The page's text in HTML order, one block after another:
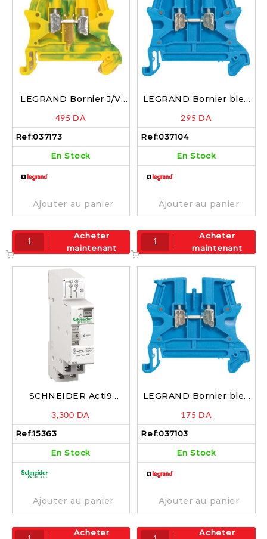
LEGRAND Bornier J/V
495 DA
Ref:037173
En Stock
Ajouter au panier
Acheter
maintenant
LEGRAND Bornier bleu
295 DA
Ref:037104
En Stock
Ajouter au panier
Acheter
maintenant
SCHNEIDER Acti9
minutes – 15363
3,300 DA
Ref:15363
En Stock
Ajouter au panier
Acheter
LEGRAND Bornier bleu
175 DA
Ref:037103
En Stock
Ajouter au panier
Acheter